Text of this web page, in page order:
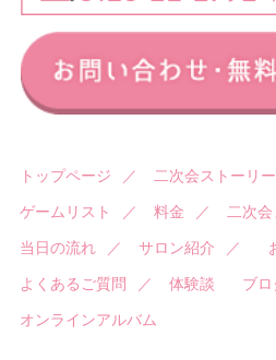
トップページ ／ 二次会ストーリ
ゲームリスト ／ 料金 ／ 二次
当日の流れ ／ サロン紹介 ／
よくあるご質問 ／ 体験談 ブロ
オンラインアルバム